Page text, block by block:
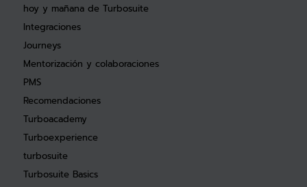
hoy y mañana de Turbosuite
Integraciones
Journeys
Mentorización y colaboraciones
PMS
Recomendaciones
Turboacademy
Turboexperience
turbosuite
Turbosuite Basics